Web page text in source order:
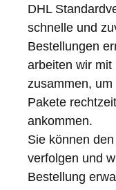
DHL
schnelle und
Bestellungen
arbeiten wir mit
zusammen,
Pakete
ankommen.
Sie können
verfolgen und
Bestellung